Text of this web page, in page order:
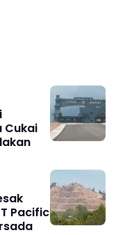
Cukai
Pacific